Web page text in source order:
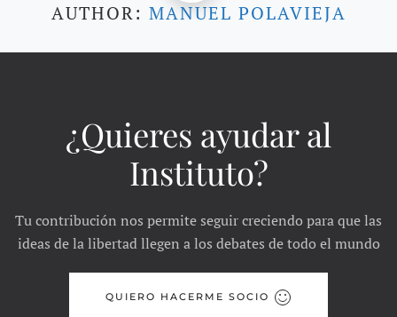
AUTHOR: MANUEL POLAVIEJA
¿Quieres ayudar al
Instituto?
Tu contribución nos permite seguir creciendo para que las
ideas de la libertad llegen a los debates de todo el mundo
QUIERO HACERME SOCIO